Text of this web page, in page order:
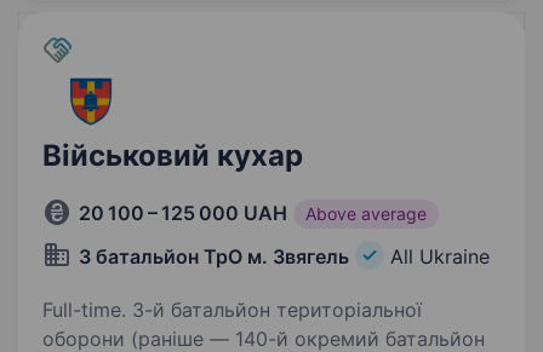
Військовий кухар
20 100 – 125 000 UAH Above average
3 батальйон ТрО м. Звягель All Ukraine
Full-time. 3-й батальйон територіальної
оборони (раніше — 140-й окремий батальйон